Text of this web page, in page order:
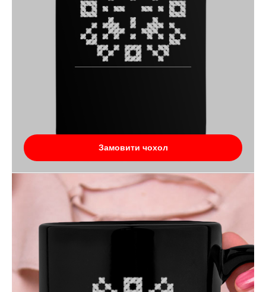
Замовити чохол